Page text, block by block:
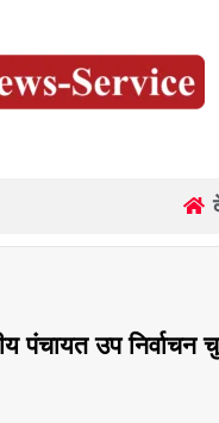
पंचायत उप निर्वाचन